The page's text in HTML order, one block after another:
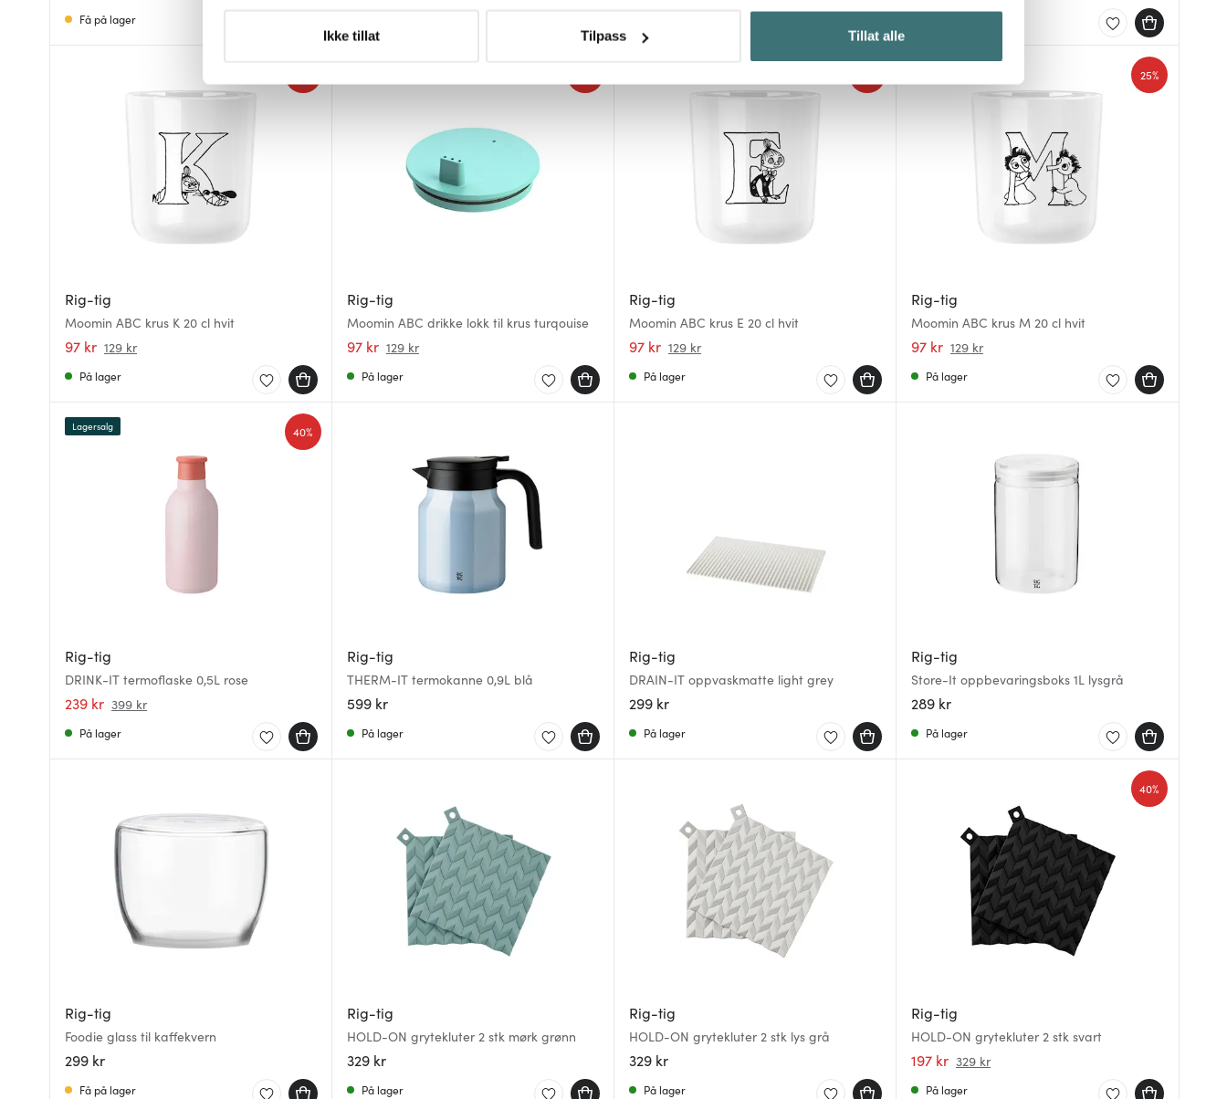
Du kan hele tiden endre eller trekke tilbake ditt samtykke fra erklæringen om informasjonskapsler.
Vi bruker informasjonskapsler for å gi innhold og annonser et personlig preg, for å levere sosiale mediefunksjoner og for å
sosiale medier, annonsering og analysearbeid, som kan kombinere den med annen informasjon du har gjort tilgjengelig for
dem, eller som de har samlet inn gjennom din bruk av tjenestene deres.
Ikke tillat Tilpass Tillat alle
Få på lager
Rig-tig
Moomin ABC krus K 20 cl hvit
97 kr 129 kr
På lager
Rig-tig
Moomin ABC drikke lokk til krus turqouise
97 kr 129 kr
På lager
Rig-tig
Moomin ABC krus E 20 cl hvit
97 kr 129 kr
På lager
Rig-tig
Moomin ABC krus M 20 cl hvit
97 kr 129 kr
25%
På lager
Rig-tig
DRINK-IT termoflaske 0,5L rose
239 kr 399 kr
40%
Lagersalg
På lager
Rig-tig
THERM-IT termokanne 0,9L blå
599 kr
På lager
Rig-tig
DRAIN-IT oppvaskmatte light grey
299 kr
På lager
Rig-tig
Store-It oppbevaringsboks 1L lysgrå
289 kr
På lager
Rig-tig
Foodie glass til kaffekvern
299 kr
Få på lager
Rig-tig
HOLD-ON grytekluter 2 stk mørk grønn
329 kr
På lager
Rig-tig
HOLD-ON grytekluter 2 stk lys grå
329 kr
På lager
Rig-tig
HOLD-ON grytekluter 2 stk svart
197 kr 329 kr
40%
På lager